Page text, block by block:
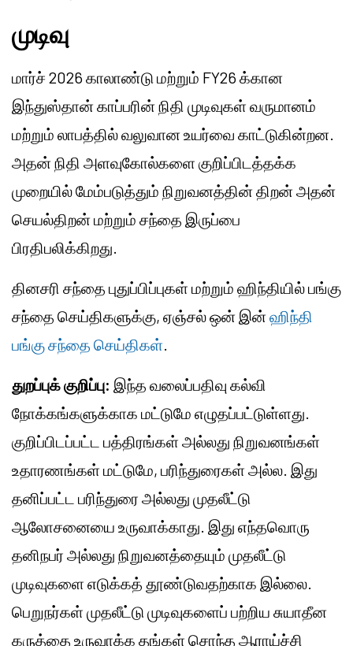
முடிவு
மார்ச் 2026 காலாண்டு மற்றும் FY26 க்கான
இந்துஸ்தான் காப்பரின் நிதி முடிவுகள் வருமானம்
மற்றும் லாபத்தில் வலுவான உயர்வை காட்டுகின்றன.
அதன் நிதி அளவுகோல்களை குறிப்பிடத்தக்க
முறையில் மேம்படுத்தும் நிறுவனத்தின் திறன் அதன்
செயல்திறன் மற்றும் சந்தை இருப்பை
பிரதிபலிக்கிறது.
தினசரி சந்தை புதுப்பிப்புகள் மற்றும் ஹிந்தியில் பங்கு
சந்தை செய்திகளுக்கு, ஏஞ்சல் ஒன் இன்ஹிந்தி
பங்கு சந்தை செய்திகள்.
துறப்புக் குறிப்பு: இந்த வலைப்பதிவு கல்வி
நோக்கங்களுக்காக மட்டுமே எழுதப்பட்டுள்ளது.
குறிப்பிடப்பட்ட பத்திரங்கள் அல்லது நிறுவனங்கள்
உதாரணங்கள் மட்டுமே, பரிந்துரைகள் அல்ல. இது
தனிப்பட்ட பரிந்துரை அல்லது முதலீட்டு
ஆலோசனையை உருவாக்காது. இது எந்தவொரு
தனிநபர் அல்லது நிறுவனத்தையும் முதலீட்டு
முடிவுகளை எடுக்கத் தூண்டுவதற்காக இல்லை.
பெறுநர்கள் முதலீட்டு முடிவுகளைப் பற்றிய சுயாதீன
கருத்தை உருவாக்க தங்கள் சொந்த ஆராய்ச்சி